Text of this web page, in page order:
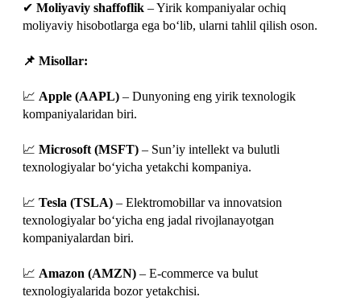
✔ Moliyaviy shaffoflik – Yirik kompaniyalar ochiq
moliyaviy hisobotlarga ega bo‘lib, ularni tahlil qilish oson.
📌 Misollar:
📈 Apple (AAPL) – Dunyoning eng yirik texnologik
kompaniyalaridan biri.
📈 Microsoft (MSFT) – Sun’iy intellekt va bulutli
texnologiyalar bo‘yicha yetakchi kompaniya.
📈 Tesla (TSLA) – Elektromobillar va innovatsion
texnologiyalar bo‘yicha eng jadal rivojlanayotgan
kompaniyalardan biri.
📈 Amazon (AMZN) – E-commerce va bulut
texnologiyalarida bozor yetakchisi.